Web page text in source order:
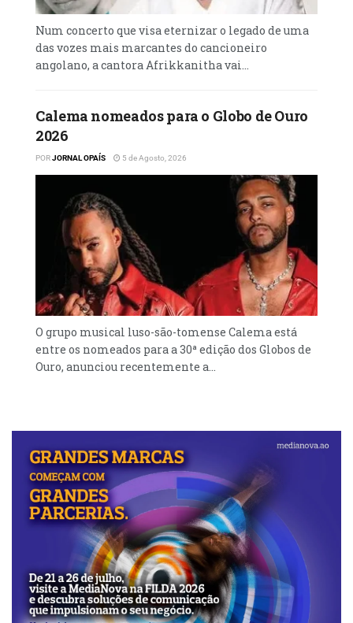
e apostar na divulgação de novos valores
para o musical nacional. A última, realizada
em 2023, teve como vencedora a jovem
Olinda Simeão, de 26 anos de idade, com a
Num concerto que visa eternizar o legado de uma
das vozes mais marcantes do cancioneiro
angolano, a cantora Afrikkanitha vai...
Calema nomeados para o Globo de Ouro
2026
PORJORNAL OPAÍS 5 de Agosto, 2026
O grupo musical luso-são-tomense Calema está
entre os nomeados para a 30ª edição dos Globos de
Ouro, anunciou recentemente a...